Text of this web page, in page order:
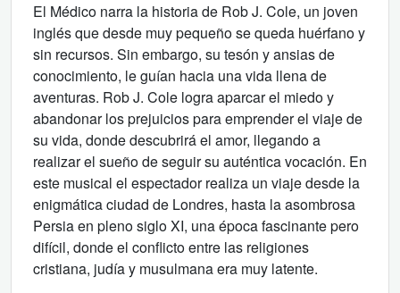
El Médico narra la historia de Rob J. Cole, un joven
inglés que desde muy pequeño se queda huérfano y
sin recursos. Sin embargo, su tesón y ansias de
conocimiento, le guían hacia una vida llena de
aventuras. Rob J. Cole logra aparcar el miedo y
abandonar los prejuicios para emprender el viaje de
su vida, donde descubrirá el amor, llegando a
realizar el sueño de seguir su auténtica vocación. En
este musical el espectador realiza un viaje desde la
enigmática ciudad de Londres, hasta la asombrosa
Persia en pleno siglo XI, una época fascinante pero
difícil, donde el conflicto entre las religiones
cristiana, judía y musulmana era muy latente.